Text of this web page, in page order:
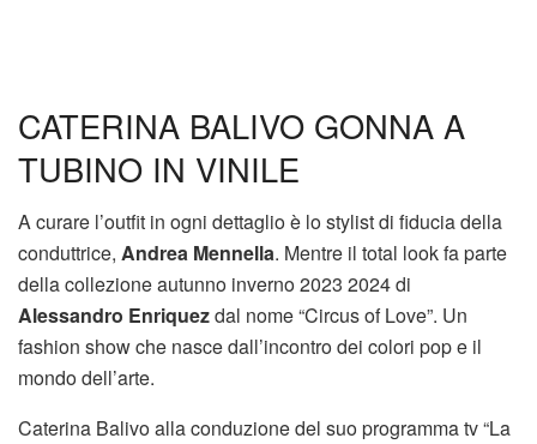
CATERINA BALIVO GONNA A
TUBINO IN VINILE
A curare l’outfit in ogni dettaglio è lo stylist di fiducia della
conduttrice, Andrea Mennella. Mentre il total look fa parte
della collezione autunno inverno 2023 2024 di
Alessandro Enriquezdal nome “Circus of Love”. Un
fashion show che nasce dall’incontro dei colori pop e il
mondo dell’arte.
Caterina Balivo alla conduzione del suo programma tv “La